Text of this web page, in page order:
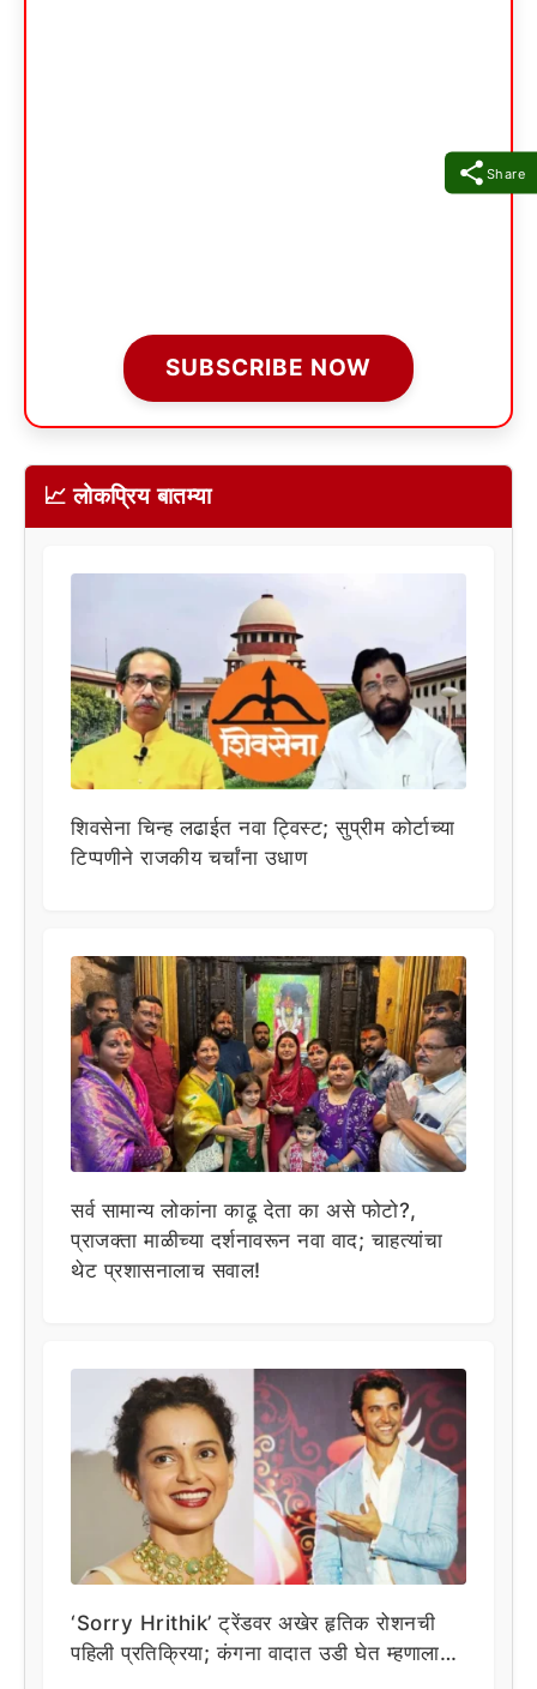
Share
SUBSCRIBE NOW
📈 लोकप्रिय बातम्या
शिवसेना चिन्ह लढाईत नवा ट्विस्ट; सुप्रीम कोर्टाच्या
टिप्पणीने राजकीय चर्चांना उधाण
सर्व सामान्य लोकांना काढू देता का असे फोटो?,
प्राजक्ता माळीच्या दर्शनावरून नवा वाद; चाहत्यांचा
थेट प्रशासनालाच सवाल!
‘Sorry Hrithik’ ट्रेंडवर अखेर हृतिक रोशनची
पहिली प्रतिक्रिया; कंगना वादात उडी घेत म्हणाला…